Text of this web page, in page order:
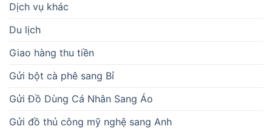
Dịch vụ khác
Du lịch
Giao hàng thu tiền
Gửi bột cà phê sang Bỉ
Gửi Đồ Dùng Cá Nhân Sang Áo
Gửi đồ thủ công mỹ nghệ sang Anh